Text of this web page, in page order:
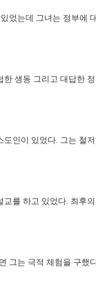
었는데 그녀는 정부에
생동 그리고 대답한
인이 있었다. 그는
를 하고 있었다. 최
그는 극적 체험을 구